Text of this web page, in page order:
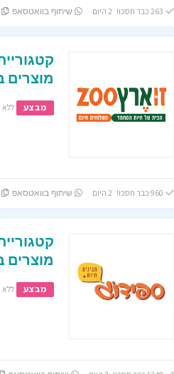
שיתוף בוואטסאפ
מוצרים
מבצע ללא
שיתוף בוואטסאפ
מוצרים
מבצע ללא